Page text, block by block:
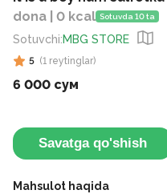
dona | 0 kcal Sotuvda 10 ta
Sotuvchi:MBG STORE
5 (1 reytinglar)
6 000 сум
Savatga qo'shish
Mahsulot haqida